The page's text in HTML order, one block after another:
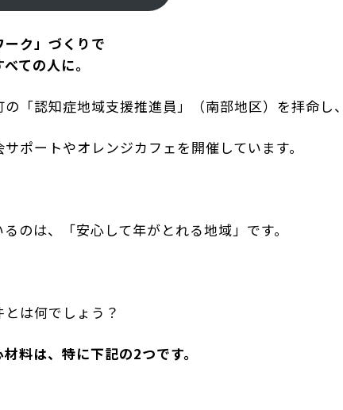
ーク」づくりで
ての人に。
「認知症地域支援推進員」（南部地区）を拝命し、
ポートやオレンジカフェを開催しています。
のは、「安心して年がとれる地域」です。
は何でしょう？
料は、特に下記の2つです。